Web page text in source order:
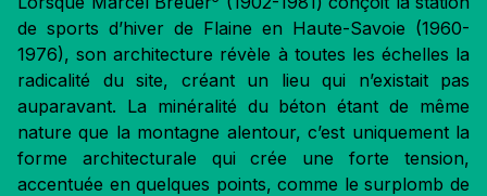
de sports d’hiver de Flaine en Haute-Savoie (1960-
1976), son architecture révèle à toutes les échelles la
radicalité du site, créant un lieu qui n’existait pas
auparavant. La minéralité du béton étant de même
nature que la montagne alentour, c’est uniquement la
forme architecturale qui crée une forte tension,
accentuée en quelques points, comme le surplomb de